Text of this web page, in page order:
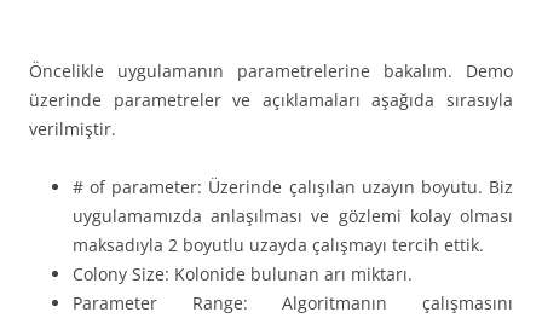
Öncelikle uygulamanın parametrelerine bakalım. Demo
üzerinde parametreler ve açıklamaları aşağıda sırasıyla
verilmiştir.
# of parameter: Üzerinde çalışılan uzayın boyutu. Biz
uygulamamızda anlaşılması ve gözlemi kolay olması
maksadıyla 2 boyutlu uzayda çalışmayı tercih ettik.
Colony Size: Kolonide bulunan arı miktarı.
Parameter Range: Algoritmanın çalışmasını